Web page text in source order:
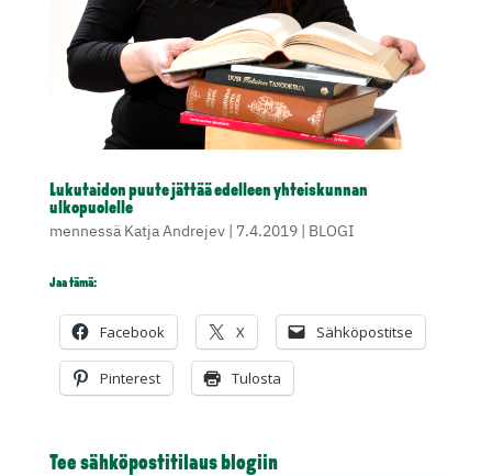
Lukutaidon puute jättää edelleen yhteiskunnan
ulkopuolelle
mennessä Katja Andrejev| 7.4.2019| BLOGI
Jaa tämä:
Facebook X Sähköpostitse
Pinterest Tulosta
Tee sähköpostitilaus blogiin